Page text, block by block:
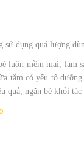
sử dụng quá lượng
luôn mềm mại,
có yếu tố
quả, ngăn bé khỏi